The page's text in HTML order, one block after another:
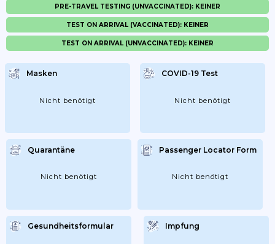
Masken
Nicht benötigt
COVID-19 Test
Nicht benötigt
Quarantäne
Nicht benötigt
Passenger Locator Form
Nicht benötigt
Gesundheitsformular Impfung
PRE-TRAVEL TESTING (UNVACCINATED): KEINER
TEST ON ARRIVAL (VACCINATED): KEINER
TEST ON ARRIVAL (UNVACCINATED): KEINER